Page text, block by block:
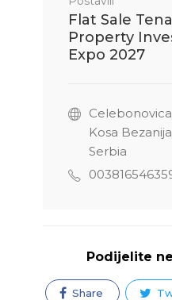
Flat Sale
Property
Expo 2027
Kosa
Serbia
Podijelite
Share